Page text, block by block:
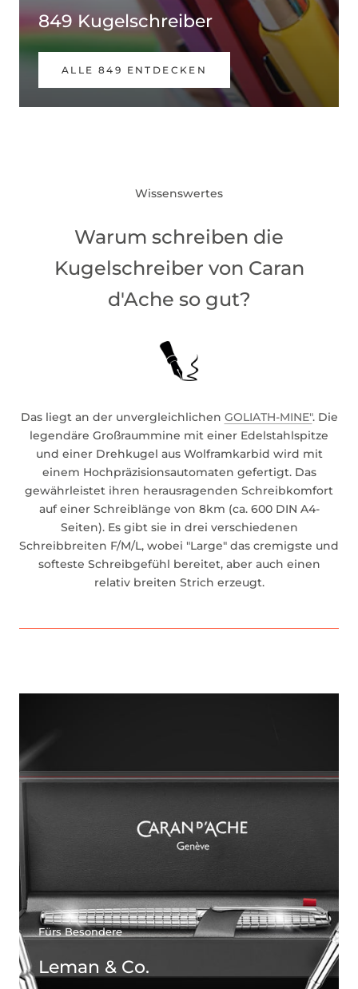
849 Kugelschreiber
ALLE 849 ENTDECKEN
Wissenswertes
Warum schreiben die
Kugelschreiber von Caran
d'Ache so gut?
Das liegt an der unvergleichlichen GOLIATH-MINE". Die
legendäre Großraummine mit einer Edelstahlspitze
und einer Drehkugel aus Wolframkarbid wird mit
einem Hochpräzisionsautomaten gefertigt. Das
gewährleistet ihren herausragenden Schreibkomfort
auf einer Schreiblänge von 8km (ca. 600 DIN A4-
Seiten). Es gibt sie in drei verschiedenen
Schreibbreiten F/M/L, wobei "Large" das cremigste und
softeste Schreibgefühl bereitet, aber auch einen
relativ breiten Strich erzeugt.
Fürs Besondere
Leman & Co.